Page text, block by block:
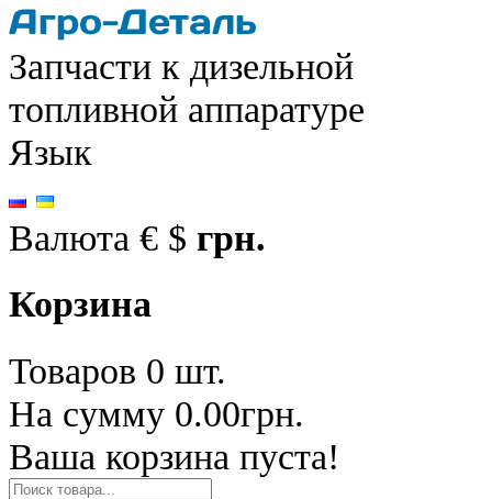
Запчасти к дизельной
топливной аппаратуре
Язык
Валюта € $ грн.
Корзина
Товаров 0 шт.
На сумму 0.00грн.
Ваша корзина пуста!